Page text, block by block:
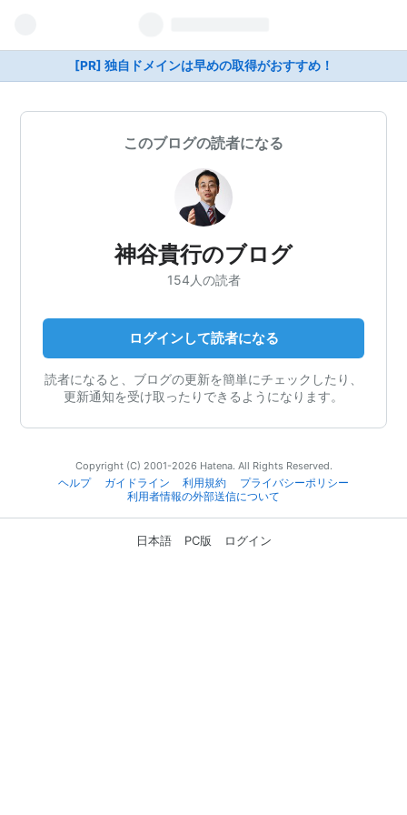
[PR] 独自ドメインは早めの取得がおすすめ！
このブログの読者になる
神谷貴行のブログ
154人の読者
ログインして読者になる
読者になると、ブログの更新を簡単にチェックしたり、
更新通知を受け取ったりできるようになります。
Copyright (C) 2001-2026 Hatena. All Rights Reserved.
ヘルプ
ガイドライン 利用規約
プライバシーポリシー
利用者情報の外部送信について
日本語 PC版 ログイン